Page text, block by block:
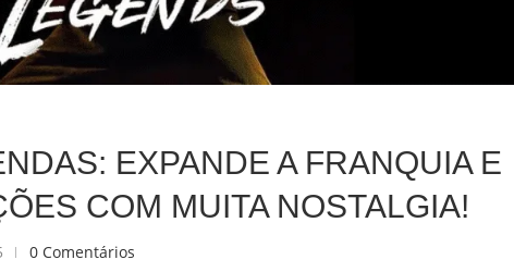
EXPANDE A FRANQUIA E
COM MUITA NOSTALGIA!
0 Comentários